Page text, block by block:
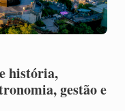
história,
gestão e